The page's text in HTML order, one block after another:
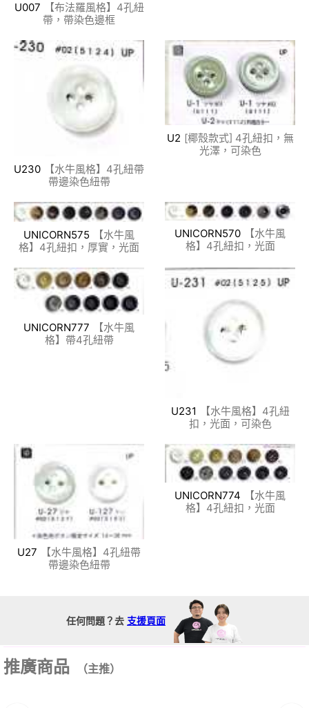
U007
【布法羅風格】4孔紐
帶，帶染色邊框
U230
【水牛風格】4孔紐帶
帶邊染色紐帶
U2 [椰殼款式] 4孔紐扣，無
光澤，可染色
UNICORN575
【水牛風
格】4孔紐扣，厚實，光面
UNICORN570
【水牛風
格】4孔紐扣，光面
UNICORN777
【水牛風
格】帶4孔紐帶
U231
【水牛風格】4孔紐
扣，光面，可染色
U27
【水牛風格】4孔紐帶
帶邊染色紐帶
UNICORN774
【水牛風
格】4孔紐扣，光面
任何問題？去 支援頁面
推廣商品 （主推）